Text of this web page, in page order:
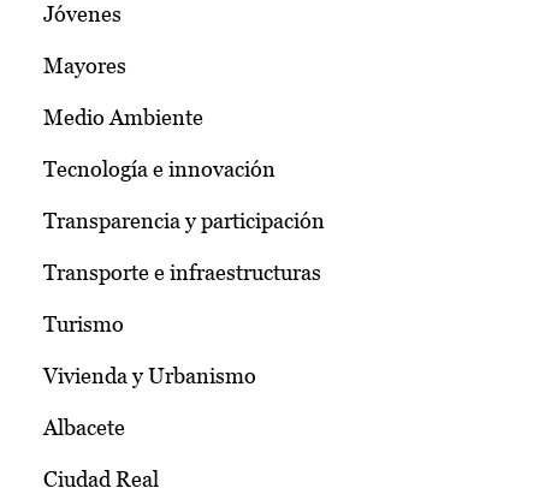
Jóvenes
Mayores
Medio Ambiente
Tecnología e innovación
Transparencia y participación
Transporte e infraestructuras
Turismo
Vivienda y Urbanismo
Albacete
Ciudad Real